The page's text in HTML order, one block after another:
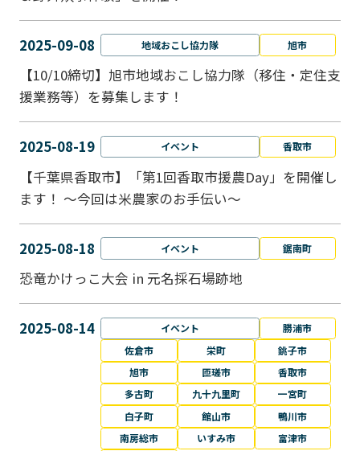
2025-09-08 地域おこし協力隊 旭市
【10/10締切】旭市地域おこし協力隊（移住・定住支
援業務等）を募集します！
2025-08-19 イベント 香取市
【千葉県香取市】「第1回香取市援農Day」を開催し
ます！ ～今回は米農家のお手伝い～
2025-08-18 イベント 鋸南町
恐竜かけっこ大会 in 元名採石場跡地
2025-08-14 イベント
勝浦市
佐倉市
栄町
銚子市
旭市
匝瑳市
香取市
多古町
九十九里町
一宮町
白子町
館山市
鴨川市
南房総市
いすみ市
富津市